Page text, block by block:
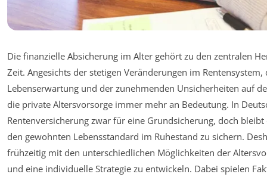
Die finanzielle Absicherung im Alter gehört zu den zentralen
Zeit. Angesichts der stetigen Veränderungen im Rentensystem,
Lebenserwartung und der zunehmenden Unsicherheiten auf
die private Altersvorsorge immer mehr an Bedeutung. In
Rentenversicherung zwar für eine Grundsicherung, doch
den gewohnten Lebensstandard im Ruhestand zu sichern.
frühzeitig mit den unterschiedlichen Möglichkeiten der
und eine individuelle Strategie zu entwickeln. Dabei spielen